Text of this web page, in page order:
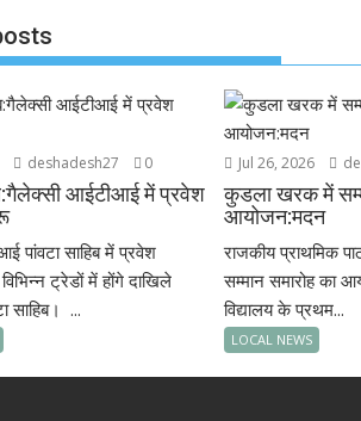
deshadesh27 0
आईटीआई में प्रवेश
पांवटा साहिब में प्रवेश
ट्रेडों में होंगे दाखिले
साहिब। ...
Jul 26, 2026
कुडला खरक में
आयोजन:मदन
राजकीय प्राथमिक
सम्मान समारोह
विद्यालय के प्रथम...
LOCAL NEWS